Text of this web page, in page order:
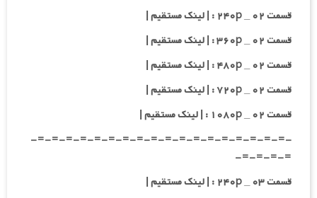
قسمت ۰۲ _ ۲۴۰p : | لینک مستقیم |
قسمت ۰۲ _ ۳۶۰p : | لینک مستقیم |
قسمت ۰۲ _ ۴۸۰p : | لینک مستقیم |
قسمت ۰۲ _ ۷۲۰p : | لینک مستقیم |
قسمت ۰۲ _ ۱۰۸۰p : | لینک مستقیم |
-=-=-=-=-=-=-=-=-=-=-=-=-=-=-=-=-=-=-
=-=-=-=-
قسمت ۰۳ _ ۲۴۰p : | لینک مستقیم |